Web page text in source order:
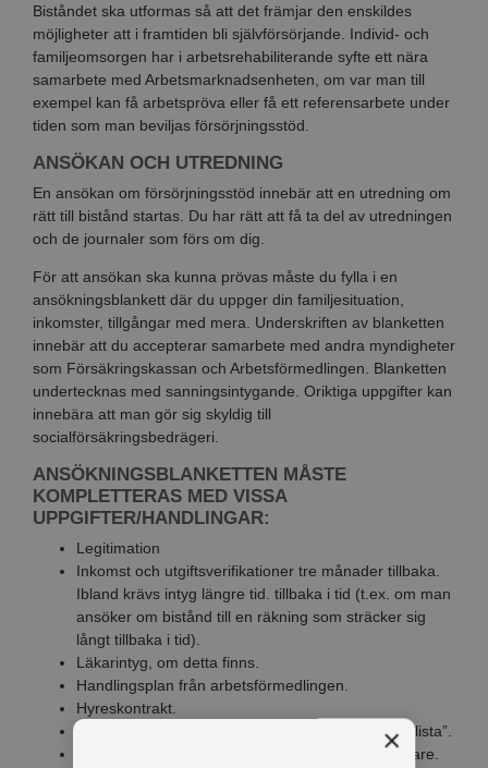
Biståndet ska utformas så att det främjar den enskildes
möjligheter att i framtiden bli självförsörjande. Individ- och
familjeomsorgen har i arbetsrehabiliterande syfte ett nära
samarbete med Arbetsmarknadsenheten, om var man till
exempel kan få arbetspröva eller få ett referensarbete under
tiden som man beviljas försörjningsstöd.
ANSÖKAN OCH UTREDNING
En ansökan om försörjningsstöd innebär att en utredning om
rätt till bistånd startas. Du har rätt att få ta del av utredningen
och de journaler som förs om dig.
För att ansökan ska kunna prövas måste du fylla i en
ansökningsblankett där du uppger din familjesituation,
inkomster, tillgångar med mera. Underskriften av blanketten
innebär att du accepterar samarbete med andra myndigheter
som Försäkringskassan och Arbetsförmedlingen. Blanketten
undertecknas med sanningsintygande. Oriktiga uppgifter kan
innebära att man gör sig skyldig till
socialförsäkringsbedrägeri.
ANSÖKNINGSBLANKETTEN MÅSTE
KOMPLETTERAS MED VISSA
UPPGIFTER/HANDLINGAR:
Legitimation
Inkomst och utgiftsverifikationer tre månader tillbaka.
Ibland krävs intyg längre tid. tillbaka i tid (t.ex. om man
ansöker om bistånd till en räkning som sträcker sig
långt tillbaka i tid).
Läkarintyg, om detta finns.
Handlingsplan från arbetsförmedlingen.
Hyreskontrakt.
Förteckning över sökta jobb, så kallad ”jobbsökarlista”.
Uppehållstillstånd om du inte är svensk medborgare.
×